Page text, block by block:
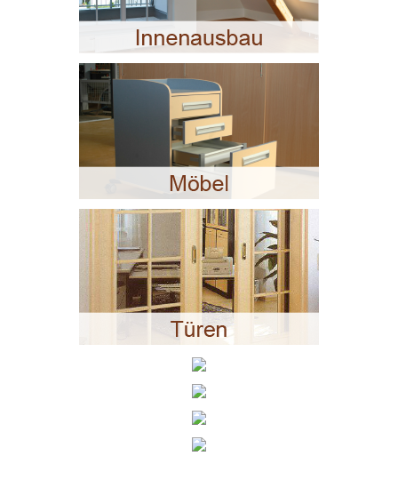
Markisen/Beschattungen
Service
Sicherheit
Decke / Wand / Boden
Schlüsseldienst
Kontakt
Impressum
Datenschutz